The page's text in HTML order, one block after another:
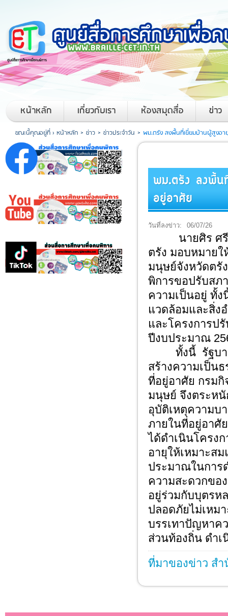
หน้าหลัก เกี่ยวกับเรา ห้องสมุดสื่อ ข่าว
ขณะนี้คุณอยู่ที่ › หน้าหลัก > ข่าว > ข่าวประจำวัน > พม.ตรัง ลงพื้นที่เยี่ยมบ้านผู้สูงอ
พม.ตรัง ลงพื้น
อยู่อาศัย
วันที่ลงข่าว: 06/07/26
นายศิร ศรีเม
ตรัง มอบหมาย
มนุษย์จังหวัดตรั
พิการขอปรับสภ
ความเป็นอยู่ ทั้
แวดล้อมและสิ่ง
และโครงการป
ปีงบประมาณ
ทั้งนี้ รัฐบาลไ
สร้างความเป็น
ที่อยู่อาศัย กรม
มนุษย์ จึงตระห
อุบัติเหตุความบ
ภายในที่อยู่อาศั
ได้ดำเนินโครง
อายุให้เหมาะส
ประมาณในการ
ความสะดวกขอ
อยู่ร่วมกับบุตรห
ปลอดภัยไม่เหม
บรรเทาปัญหาค
ส่วนท้องถิ่น ดำ
ที่มาของข่าว ส